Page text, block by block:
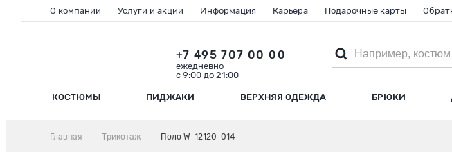
КОСТЮМЫ ПИДЖАКИ ВЕРХНЯЯ ОДЕЖДА БРЮКИ
+7 495 707 00 00
ежедневно
с 9:00 до 21:00
О компании Услуги и акции Информация Карьера Подарочные карты
Главная Трикотаж Поло W-12120-014